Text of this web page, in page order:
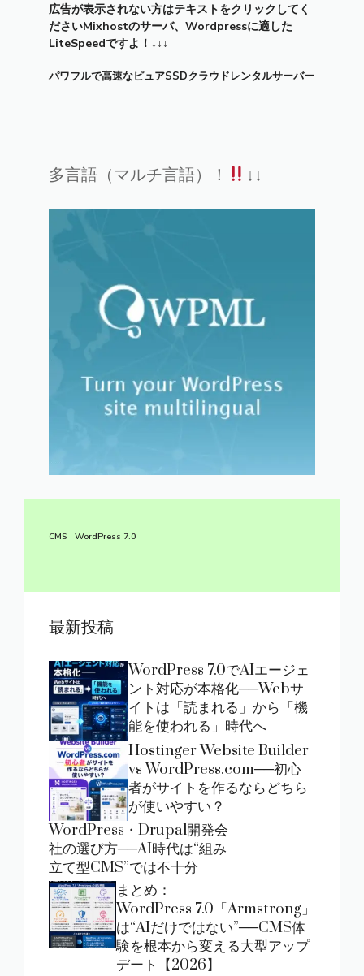
広告が表示されない方はテキストをクリックしてく
ださいMixhostのサーバ、Wordpressに適した
LiteSpeedですよ！↓↓↓
パワフルで高速なピュアSSDクラウドレンタルサーバー
多言語（マルチ言語）！ ↓↓
CMS WordPress 7.0
最新投稿
WordPress 7.0でAIエージェ
ント対応が本格化──Webサ
イトは「読まれる」から「機
能を使われる」時代へ
Hostinger Website Builder
vs WordPress.com──初心
者がサイトを作るならどちら
が使いやすい？
WordPress・Drupal開発会
社の選び方──AI時代は“組み
立て型CMS”では不十分
まとめ：
WordPress 7.0「Armstrong」
は“AIだけではない”──CMS体
験を根本から変える大型アップ
デート【2026】